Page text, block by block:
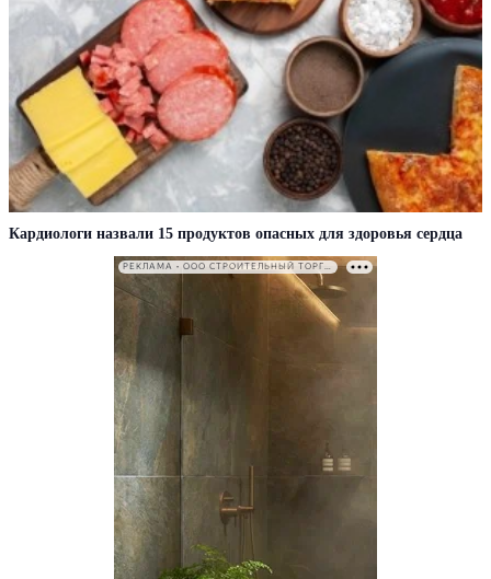
Кардиологи назвали 15 продуктов опасных для здоровья сердца
РЕКЛАМА • ООО СТРОИТЕЛЬНЫЙ ТОРГОВЫЙ ДОМ «ПЕТРОВИЧ». ИНН: 7802348846